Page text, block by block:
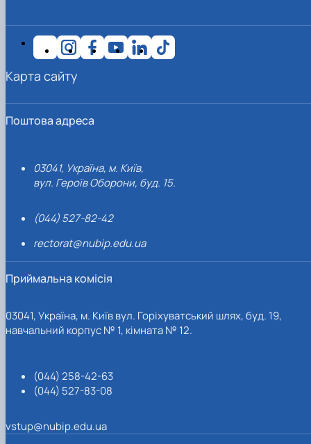
Поштова адреса
03041, Україна, м. Київ,
вул. Героїв Оборони, буд. 15.
(044) 527-82-42
rectorat@nubip.edu.ua
Приймальна комісія
03041, Україна, м. Київ вул. Горіхуватський шлях, буд. 19,
навчальний корпус № 1, кімната № 12.
(044) 258-42-63
(044) 527-83-08
vstup@nubip.edu.ua
Карта сайту